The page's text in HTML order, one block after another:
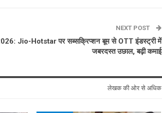
NEXT POST
Jio-Hotstar पर सब्सक्रिप्शन बूम से OTT इंडस्ट्री में
जबरदस्त उछाल, बढ़ी कमाई
लेखक की ओर से अधिक